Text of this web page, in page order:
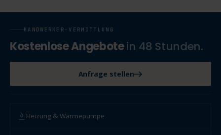
HANDWERKER-VERMITTLUNG
Kostenlose Angebotein 48 Stunden.
Anfrage stellen
Heizung & Wärmepumpe